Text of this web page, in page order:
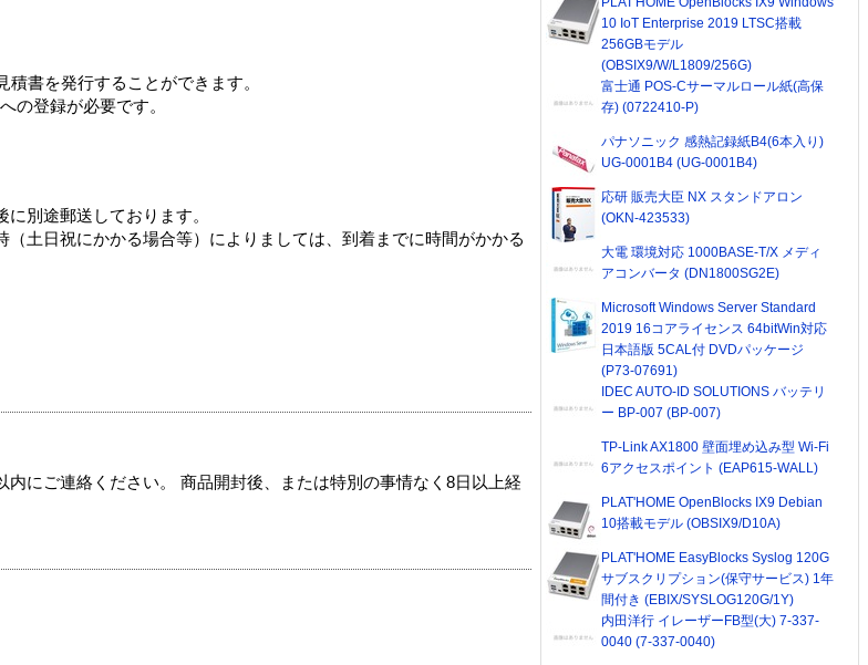
書を発行することができます。
の登録が必要です。
別途郵送しております。
土日祝にかかる場合等）によりましては、到着までに時間がかかる
にご連絡ください。 商品開封後、または特別の事情なく8日以上経
10 IoT Enterprise 2019 LTSC搭載
256GBモデル
(OBSIX9/W/L1809/256G)
富士通 POS-Cサーマルロール紙(高保
存) (0722410-P)
パナソニック 感熱記録紙B4(6本入り)
UG-0001B4 (UG-0001B4)
応研 販売大臣 NX スタンドアロン
(OKN-423533)
大電 環境対応 1000BASE-T/X メディ
アコンバータ (DN1800SG2E)
Microsoft Windows Server Standard
2019 16コアライセンス 64bitWin対応
日本語版 5CAL付 DVDパッケージ
(P73-07691)
IDEC AUTO-ID SOLUTIONS バッテリ
ー BP-007 (BP-007)
TP-Link AX1800 壁面埋め込み型 Wi-Fi
6アクセスポイント (EAP615-WALL)
PLAT'HOME OpenBlocks IX9 Debian
10搭載モデル (OBSIX9/D10A)
PLAT'HOME EasyBlocks Syslog 120G
サブスクリプション(保守サービス) 1年
間付き (EBIX/SYSLOG120G/1Y)
内田洋行 イレーザーFB型(大) 7-337-
0040 (7-337-0040)